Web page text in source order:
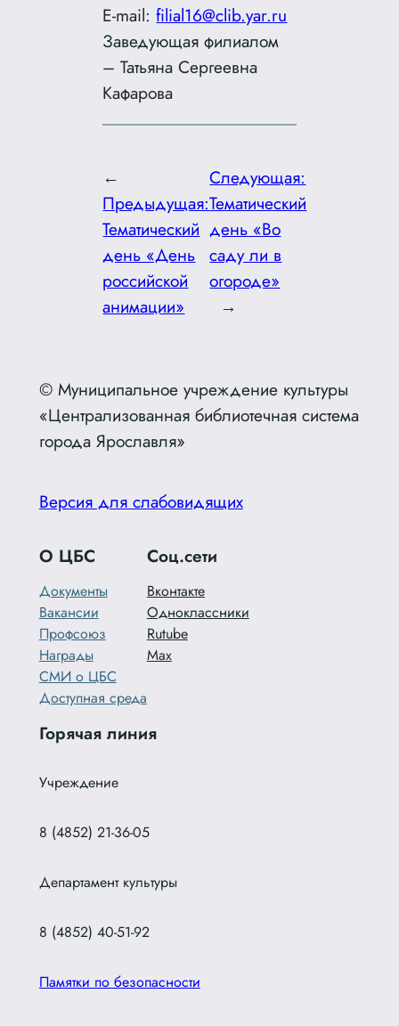
E-mail:filial16@clib.yar.ru
Заведующая филиалом
– Татьяна Сергеевна
Кафарова
←
Предыдущая:
Тематический
день «День
российской
анимации»
Следующая:
Тематический
день «Во
саду ли в
огороде»
→
© Муниципальное учреждение культуры
«Централизованная библиотечная система
города Ярославля»
Версия для слабовидящих
О ЦБС
Документы
Вакансии
Профсоюз
Награды
СМИ о ЦБС
Доступная среда
Соц.сети
Вконтакте
Одноклассники
Rutube
Max
Горячая линия
Учреждение
8 (4852) 21-36-05
Департамент культуры
8 (4852) 40-51-92
Памятки по безопасности